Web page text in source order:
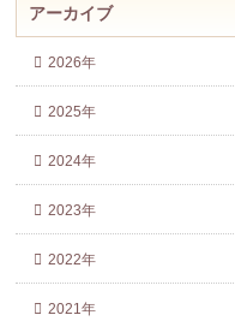
アーカイブ
2026年
2025年
2024年
2023年
2022年
2021年